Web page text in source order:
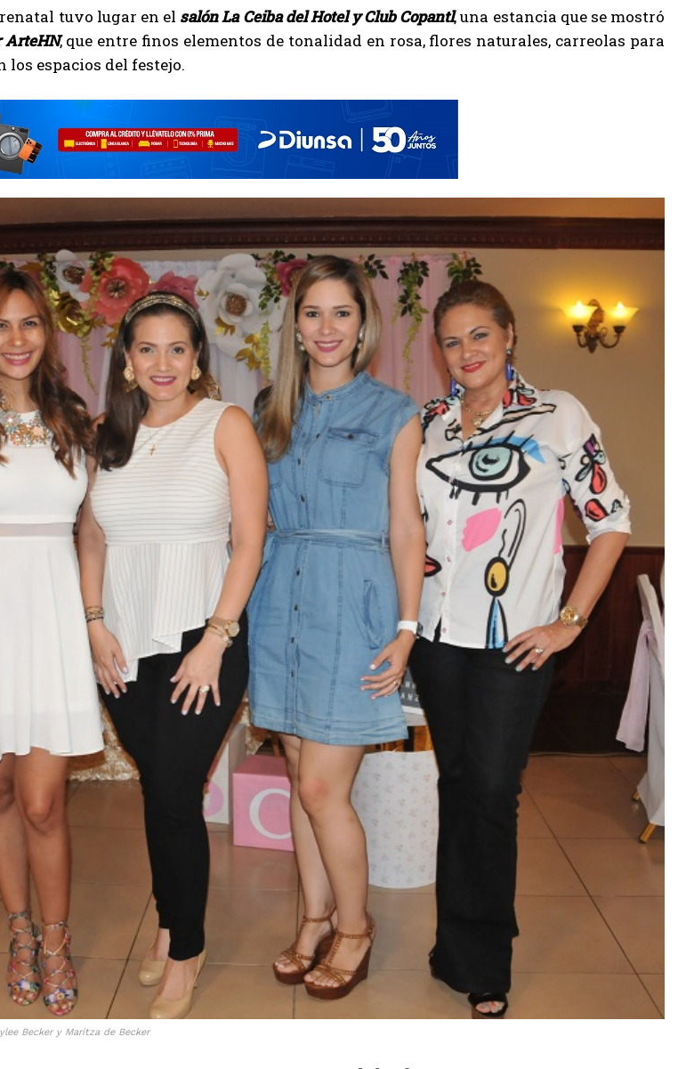
tuvo lugar en el salón La Ceiba del Hotel y Club Copantl, una estancia que se mostró
ArteHN, que entre finos elementos de tonalidad en rosa, flores naturales, carreolas para
espacios del festejo.
Becker y Maritza de Becker